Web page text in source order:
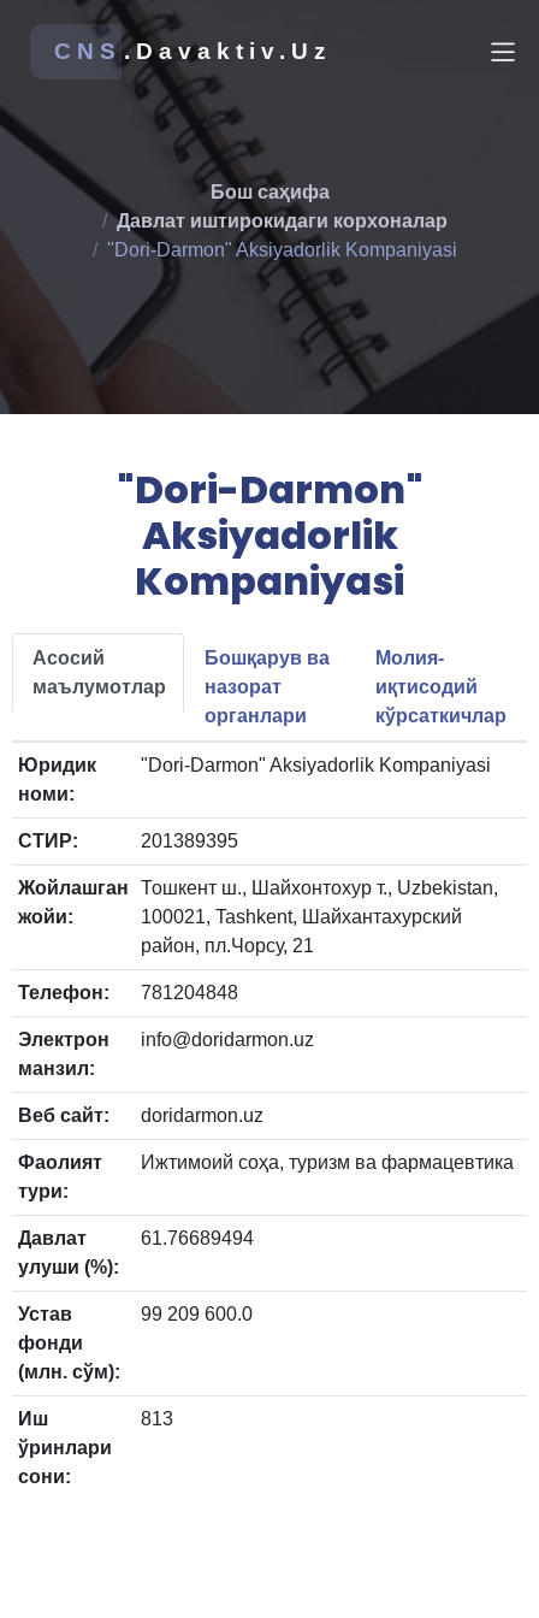
CNS .Davaktiv.Uz
Бош саҳифа
Давлат иштирокидаги корхоналар
"Dori-Darmon" Aksiyadorlik Kompaniyasi
"Dori-Darmon"
Aksiyadorlik
Kompaniyasi
Асосий
маълумотлар
Бошқарув ва
назорат
органлари
Молия-
иқтисодий
кўрсаткичлар
Юридик
номи:
"Dori-Darmon" Aksiyadorlik Kompaniyasi
СТИР: 201389395
Жойлашган
жойи:
Тошкент ш., Шайхонтохур т., Uzbekistan,
100021, Tashkent, Шайхантахурский
район, пл.Чорсу, 21
Телефон: 781204848
Электрон
манзил:
info@doridarmon.uz
Веб сайт: doridarmon.uz
Фаолият
тури:
Ижтимоий соҳа, туризм ва фармацевтика
Давлат
улуши (%):
61.76689494
Устав
фонди
(млн. сўм):
99 209 600.0
Иш
ўринлари
сони:
813